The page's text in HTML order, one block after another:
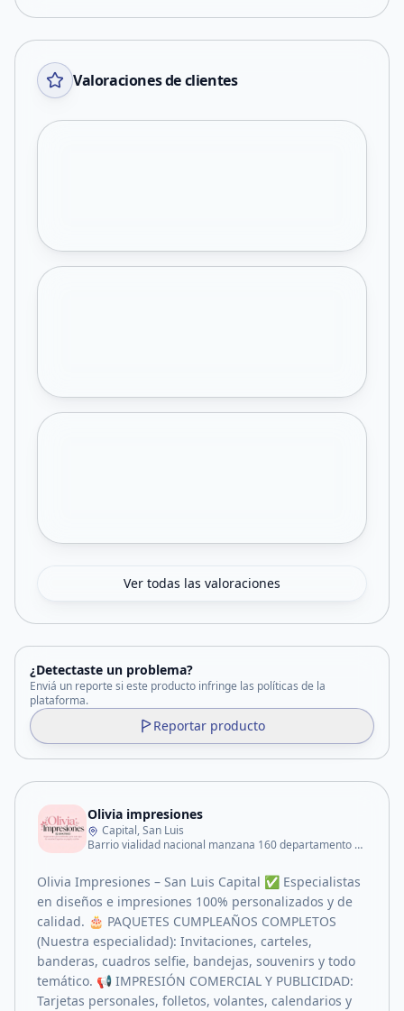
Valoraciones de clientes
Ver todas las valoraciones
¿Detectaste un problema?
Enviá un reporte si este producto infringe las políticas de la
plataforma.
Reportar producto
Olivia impresiones
Capital, San Luis
Barrio vialidad nacional manzana 160 departamento 170 tira B
Olivia Impresiones – San Luis Capital ✅ Especialistas
en diseños e impresiones 100% personalizados y de
calidad. 🎂 PAQUETES CUMPLEAÑOS COMPLETOS
(Nuestra especialidad): Invitaciones, carteles,
banderas, cuadros selfie, bandejas, souvenirs y todo
temático. 📢 IMPRESIÓN COMERCIAL Y PUBLICIDAD:
Tarjetas personales, folletos, volantes, calendarios y